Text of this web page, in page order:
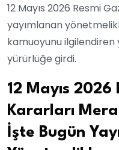
12 Mayıs 2026 Resmi
yayımlanan
kamuoyunu
yürürlüğe girdi.
12 Mayıs
Kararları
İşte Bugün